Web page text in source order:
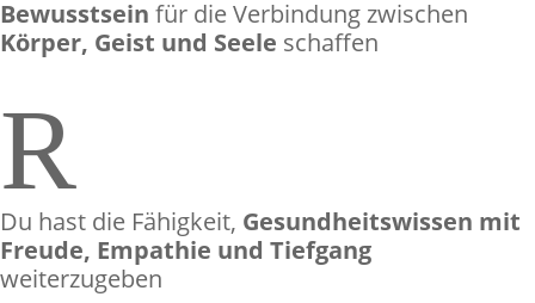
Bewusstsein für die Verbindung zwischen
Körper, Geist und Seele schaffen
R
Du hast die Fähigkeit, Gesundheitswissen mit
Freude, Empathie und Tiefgang
weiterzugeben